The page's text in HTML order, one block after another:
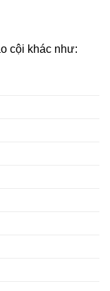
cội khác như: